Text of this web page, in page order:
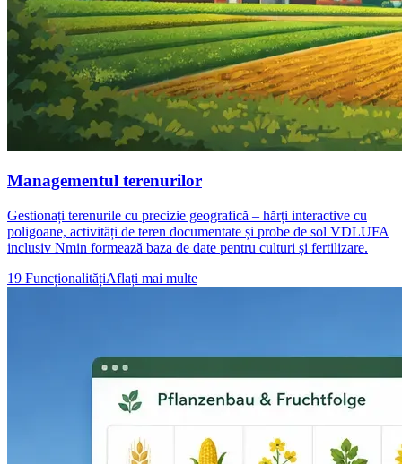
Managementul terenurilor
Gestionați terenurile cu precizie geografică – hărți interactive cu
poligoane, activități de teren documentate și probe de sol VDLUFA
inclusiv Nmin formează baza de date pentru culturi și fertilizare.
19 FuncționalitățiAflați mai multe